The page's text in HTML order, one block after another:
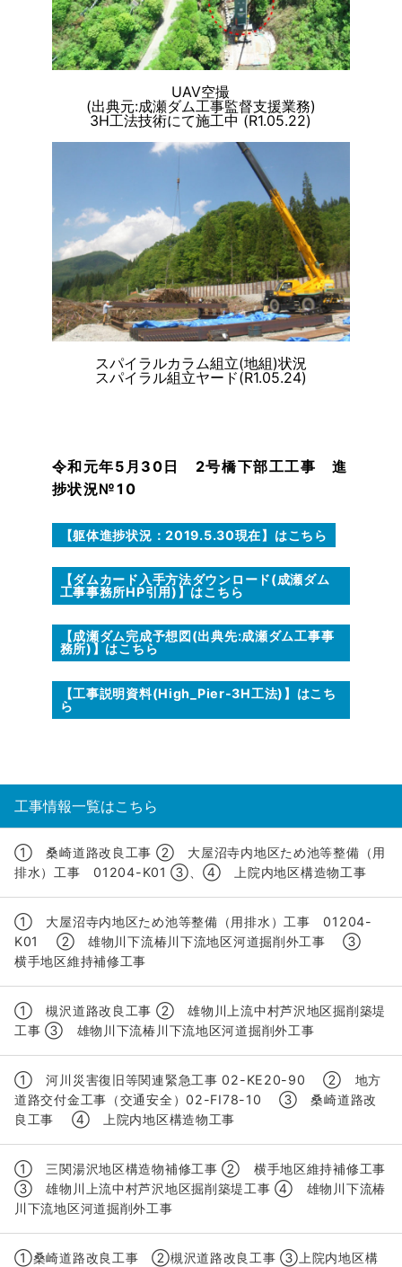
UAV空撮
(出典元:成瀬ダム工事監督支援業務)
3H工法技術にて施工中 (R1.05.22)
スパイラルカラム組立(地組)状況
スパイラル組立ヤード(R1.05.24)
令和元年5月30日 2号橋下部工工事 進
捗状況№10
【躯体進捗状況：2019.5.30現在】はこちら
【ダムカード入手方法ダウンロード(成瀬ダム
工事事務所HP引用)】はこちら
【成瀬ダム完成予想図(出典先:成瀬ダム工事事
務所)】はこちら
【工事説明資料(High_Pier-3H工法)】はこち
ら
工事情報一覧はこちら
① 桑崎道路改良工事 ② 大屋沼寺内地区ため池等整備（用
排水）工事 01204-K01 ➂、④ 上院内地区構造物工事
① 大屋沼寺内地区ため池等整備（用排水）工事 01204-
K01 ② 雄物川下流椿川下流地区河道掘削外工事 ➂
横手地区維持補修工事
① 槻沢道路改良工事 ② 雄物川上流中村芦沢地区掘削築堤
工事 ➂ 雄物川下流椿川下流地区河道掘削外工事
① 河川災害復旧等関連緊急工事 02-KE20-90 ② 地方
道路交付金工事（交通安全）02-FI78-10 ➂ 桑崎道路改
良工事 ④ 上院内地区構造物工事
① 三関湯沢地区構造物補修工事 ② 横手地区維持補修工事
➂ 雄物川上流中村芦沢地区掘削築堤工事 ④ 雄物川下流椿
川下流地区河道掘削外工事
①桑崎道路改良工事 ②槻沢道路改良工事 ③上院内地区構